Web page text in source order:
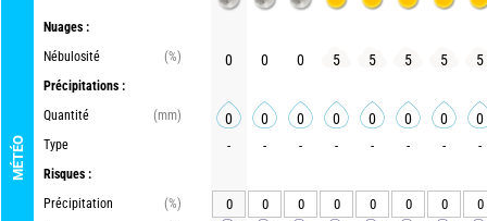
MÉTÉO
Nuages :
Nébulosité
(%)
Précipitations :
Quantité
(mm)
Type
Risques :
Précipitation
(%)
0 0 0 5 5 5 5 5
0 0 0 0 0 0 0 0
- - - - - - - -
0 0 0 0 0 0 0 0